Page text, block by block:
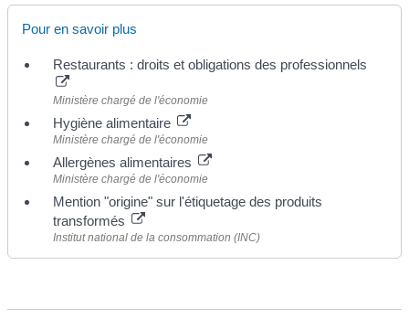
Pour en savoir plus
Restaurants : droits et obligations des professionnels
Ministère chargé de l'économie
Hygiène alimentaire
Ministère chargé de l'économie
Allergènes alimentaires
Ministère chargé de l'économie
Mention "origine" sur l'étiquetage des produits
transformés
Institut national de la consommation (INC)